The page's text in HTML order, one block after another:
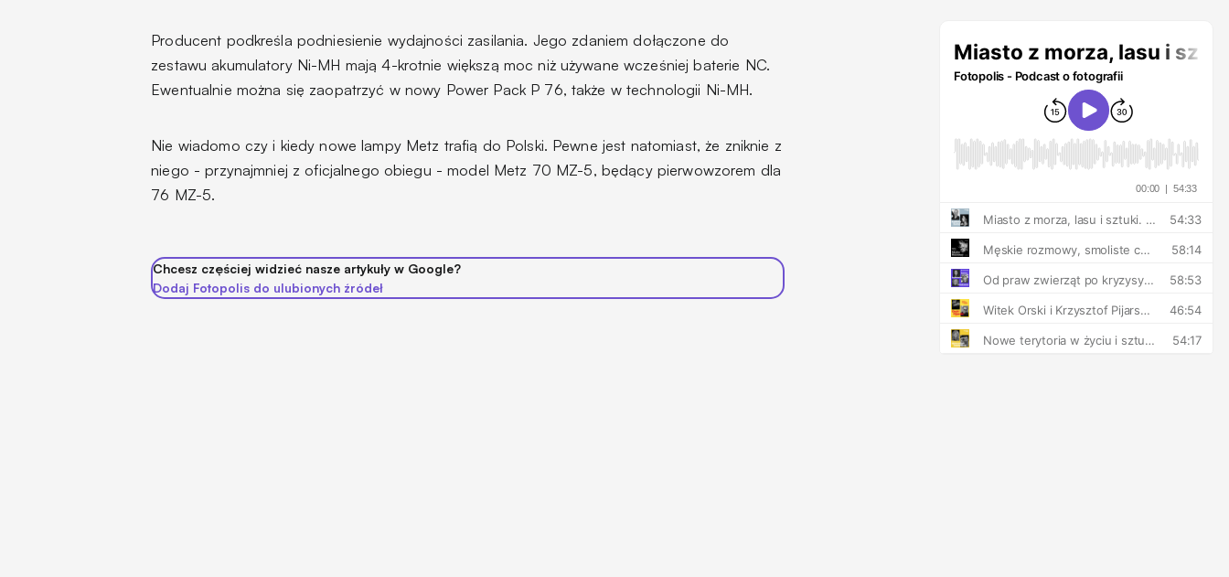
Producent podkreśla podniesienie wydajności zasilania. Jego zdaniem dołączone do
zestawu akumulatory Ni-MH mają 4-krotnie większą moc niż używane wcześniej baterie NC.
Ewentualnie można się zaopatrzyć w nowy Power Pack P 76, także w technologii Ni-MH.
Nie wiadomo czy i kiedy nowe lampy Metz trafią do Polski. Pewne jest natomiast, że zniknie z
niego - przynajmniej z oficjalnego obiegu - model Metz 70 MZ-5, będący pierwowzorem dla
76 MZ-5.
Chcesz częściej widzieć nasze artykuły w Google?
Dodaj Fotopolis do ulubionych źródeł